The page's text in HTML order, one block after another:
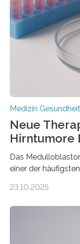
Herzbelastung
hypertrophe
erblich bedingte
sich die linke
stark kontrahiert…
Medizin Gesundheit
Neue
Hirntumore
Das
einer der
Betroffenen
Dringend benötigt
nur
23.10.2025